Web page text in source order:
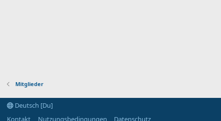
Mitglieder
Deutsch [Du]
Kontakt
Nutzungsbedingungen Datenschutz